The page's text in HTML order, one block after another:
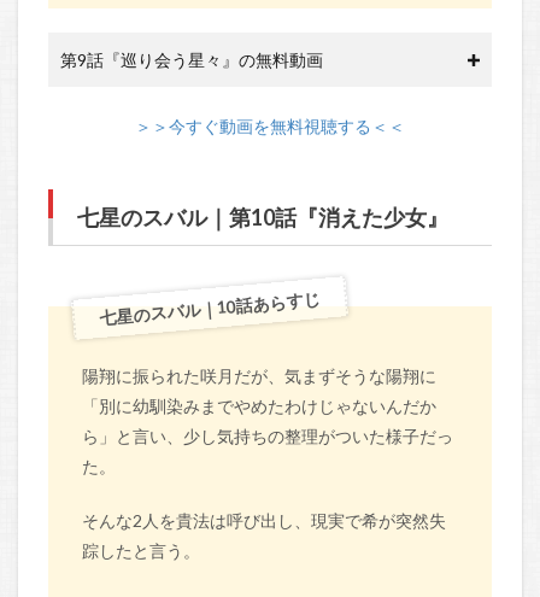
第9話『巡り会う星々』の無料動画
＞＞今すぐ動画を無料視聴する＜＜
七星のスバル｜第10話『消えた少女』
七星のスバル｜10話あらすじ
陽翔に振られた咲月だが、気まずそうな陽翔に
「別に幼馴染みまでやめたわけじゃないんだか
ら」と言い、少し気持ちの整理がついた様子だっ
た。
そんな2人を貴法は呼び出し、現実で希が突然失
踪したと言う。